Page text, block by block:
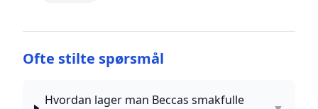
Ofte stilte spørsmål
Hvordan lager man Beccas smakfulle